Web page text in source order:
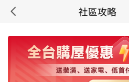
社區攻略